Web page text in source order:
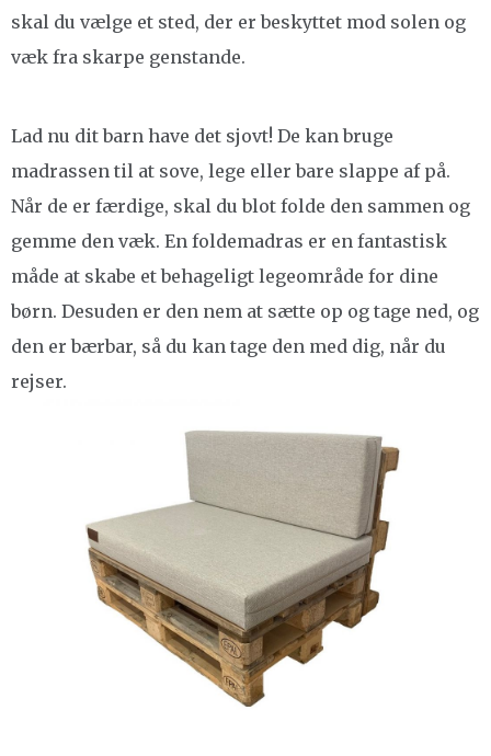
skal du vælge et sted, der er beskyttet mod solen og
væk fra skarpe genstande.
Lad nu dit barn have det sjovt! De kan bruge
madrassen til at sove, lege eller bare slappe af på.
Når de er færdige, skal du blot folde den sammen og
gemme den væk. En foldemadras er en fantastisk
måde at skabe et behageligt legeområde for dine
børn. Desuden er den nem at sætte op og tage ned, og
den er bærbar, så du kan tage den med dig, når du
rejser.